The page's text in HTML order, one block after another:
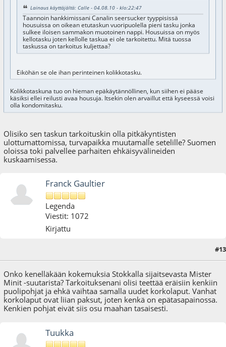
Lainaus käyttäjältä: Calle - 04.08.10 - klo:22:47
Taannoin hankkimissani Canalin seersucker tyyppisissä
housuissa on oikean etutaskun vuoripuolella pieni tasku jonka
sulkee iloisen sammakon muotoinen nappi. Housuissa on myös
kellotasku joten kellolle taskua ei ole tarkoitettu. Mitä tuossa
taskussa on tarkoitus kuljettaa?
Eiköhän se ole ihan perinteinen kolikkotasku.
Kolikkotaskuna tuo on hieman epäkäytännöllinen, kun siihen ei pääse
käsiksi ellei reilusti avaa housuja. Itsekin olen arvaillut että kyseessä voisi
olla kondomitasku.
Olisiko sen taskun tarkoituskin olla pitkäkyntisten
ulottumattomissa, turvapaikka muutamalle setelille? Suomen
oloissa toki palvellee parhaiten ehkäisyvälineiden
kuskaamisessa.
Franck Gaultier
Legenda
Viestit: 1072
Kirjattu
#13
Onko kenelläkään kokemuksia Stokkalla sijaitsevasta Mister
Minit -suutarista? Tarkoituksenani olisi teettää eräisiin kenkiin
puolipohjat ja ehkä vaihtaa samalla uudet korkolaput. Vanhat
korkolaput ovat liian paksut, joten kenkä on epätasapainossa.
Kenkien pohjat eivät siis osu maahan tasaisesti.
Tuukka